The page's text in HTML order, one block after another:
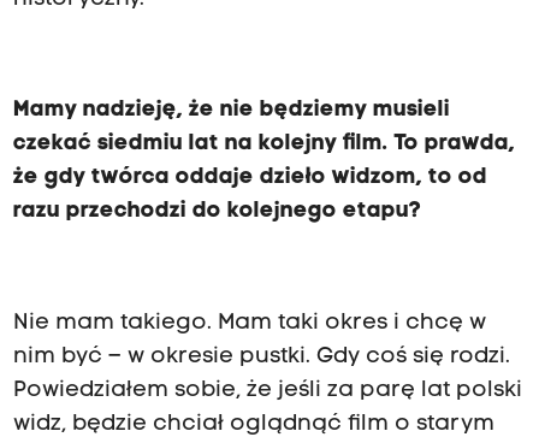
Mamy nadzieję, że nie będziemy musieli
czekać siedmiu lat na kolejny film. To prawda,
że gdy twórca oddaje dzieło widzom, to od
razu przechodzi do kolejnego etapu?
Nie mam takiego. Mam taki okres i chcę w
nim być – w okresie pustki. Gdy coś się rodzi.
Powiedziałem sobie, że jeśli za parę lat polski
widz, będzie chciał oglądnąć film o starym